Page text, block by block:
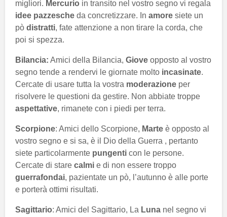
migliori. Mercurio in transito nel vostro segno vi regala
idee pazzesche da concretizzare. In amore siete un
pò distratti, fate attenzione a non tirare la corda, che
poi si spezza.
Bilancia: Amici della Bilancia, Giove opposto al vostro
segno tende a rendervi le giornate molto incasinate.
Cercate di usare tutta la vostra moderazione per
risolvere le questioni da gestire. Non abbiate troppe
aspettative, rimanete con i piedi per terra.
Scorpione: Amici dello Scorpione, Marte è opposto al
vostro segno e si sa, è il Dio della Guerra , pertanto
siete particolarmente pungenti con le persone.
Cercate di stare calmi e di non essere troppo
guerrafondai, pazientate un pò, l’autunno è alle porte
e porterà ottimi risultati.
Sagittario: Amici del Sagittario, La Luna nel segno vi